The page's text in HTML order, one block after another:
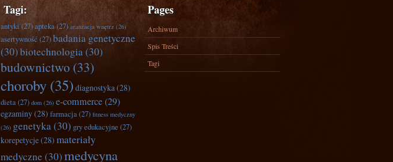
Tagi:
antyki(27)apteka(27) aranżacja wnętrz (26)
asertywność (27)badania genetyczne
(30)biotechnologia(30)
budownictwo (33)
choroby (35) diagnostyka(28)
dieta(27) dom (26) e-commerce(29)
egzaminy(28) farmacja(27) fitness medyczny
(26) genetyka(30) gry edukacyjne (27)
korepetycje(28) materiały
medyczne (30)medycyna
Pages
Archiwum
Spis Treści
Tagi